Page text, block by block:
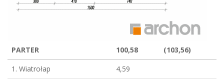
PARTER 100,58
(103,56)
1. Wiatrołap
4,59